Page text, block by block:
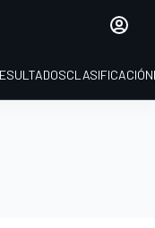
CLASIFICACIÓN